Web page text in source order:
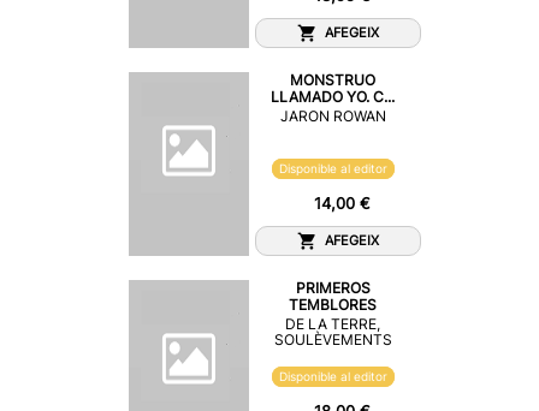
AFEGEIX
MONSTRUO
LLAMADO YO. C...
JARON ROWAN
Disponible al editor
14,00 €
AFEGEIX
PRIMEROS
TEMBLORES
DE LA TERRE,
SOULÈVEMENTS
Disponible al editor